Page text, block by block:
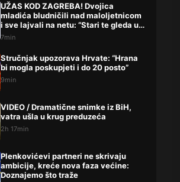
UŽAS KOD ZAGREBA! Dvojica
mladića bludničili nad maloljetnicom
i sve lajvali na netu: “Stari te gleda u
lajvu”
7min
Stručnjak upozorava Hrvate: “Hrana
bi mogla poskupjeti i do 20 posto”
9min
VIDEO / Dramatične snimke iz BiH,
vatra ušla u krug preduzeća
2h 17min
Plenkovićevi partneri ne skrivaju
ambicije, kreće nova faza većine:
Doznajemo što traže